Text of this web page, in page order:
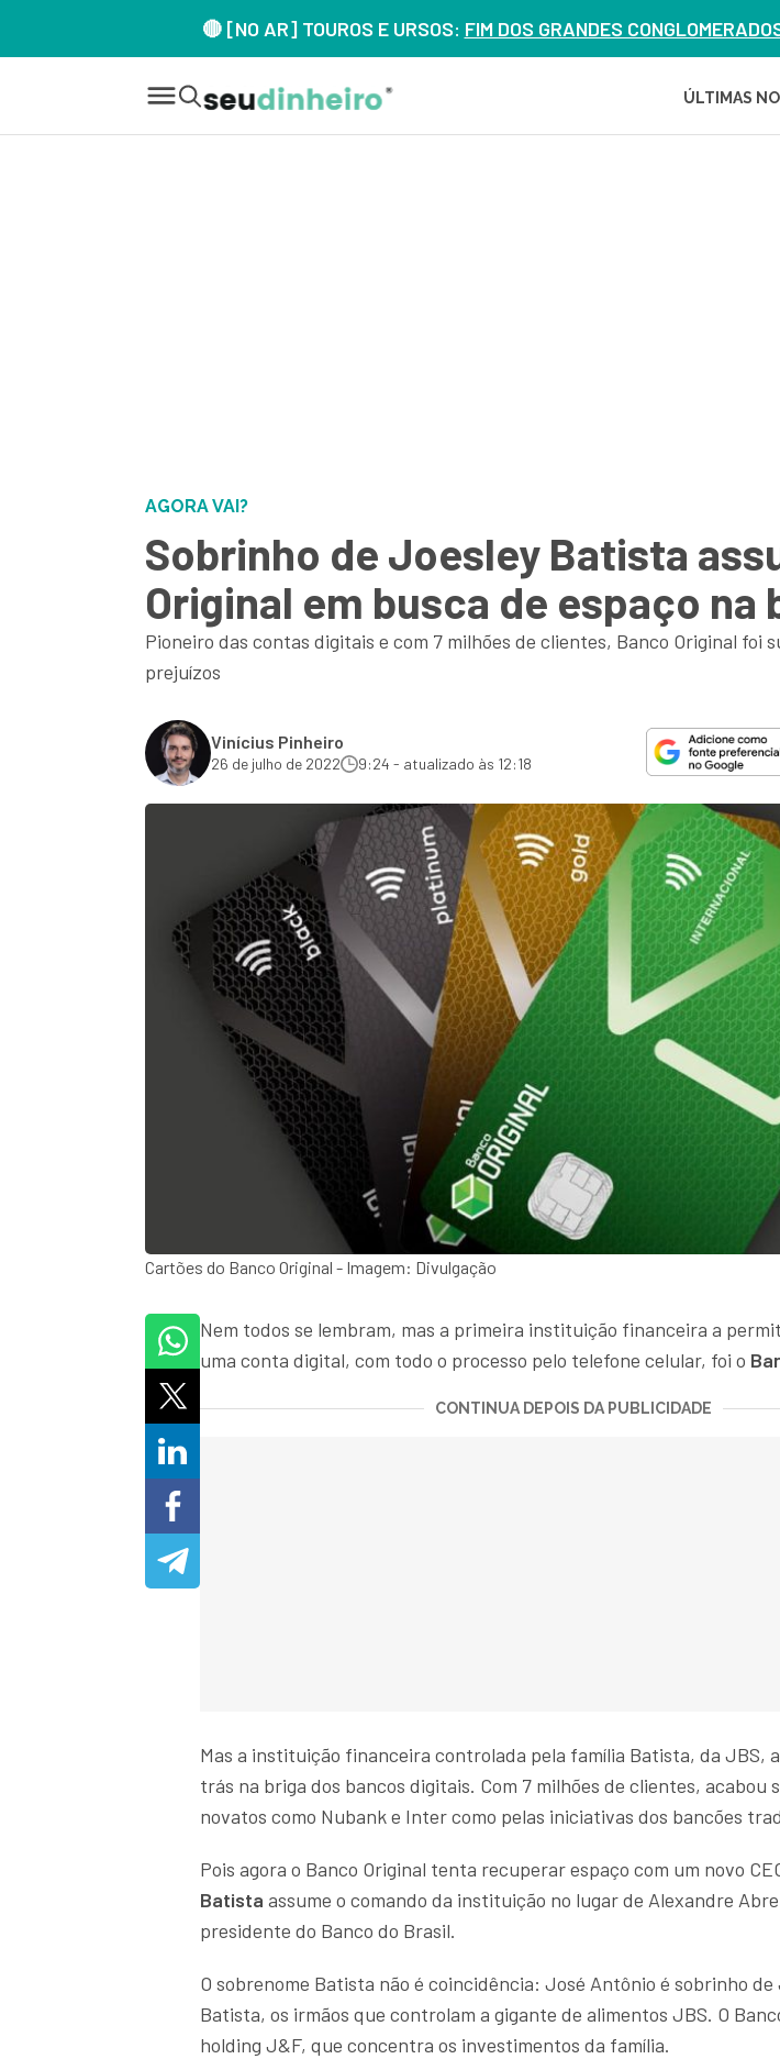
🔴 [NO AR] TOUROS E URSOS: FIM DOS GRANDES
ÚLTIMAS
AGORA VAI?
Sobrinho de Joesley Batista
Original em busca de espaço
Pioneiro das contas digitais e com 7 milhões de clientes, Banco Original
prejuízos
Vinícius Pinheiro
26 de julho de 2022 9:24 - atualizado às 12:18
Cartões do Banco Original - Imagem: Divulgação
Nem todos se lembram, mas a primeira instituição financeira a
uma conta digital, com todo o processo pelo telefone celular, foi o
CONTINUA DEPOIS DA PUBLICIDADE
Mas a instituição financeira controlada pela família Batista, da JBS,
trás na briga dos bancos digitais. Com 7 milhões de clientes, acabou
novatos como Nubank e Inter como pelas iniciativas dos bancões
Pois agora o Banco Original tenta recuperar espaço com um novo
Batista assume o comando da instituição no lugar de Alexandre
presidente do Banco do Brasil.
O sobrenome Batista não é coincidência: José Antônio é sobrinho de
Batista, os irmãos que controlam a gigante de alimentos JBS. O
holding J&F, que concentra os investimentos da família.